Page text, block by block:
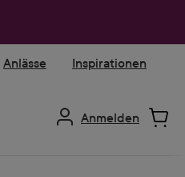
Anlässe Inspirationen
Anmelden